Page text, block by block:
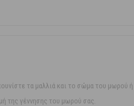
τα μαλλιά και το σώμα του μωρού
της γέννησης του μωρού σας.